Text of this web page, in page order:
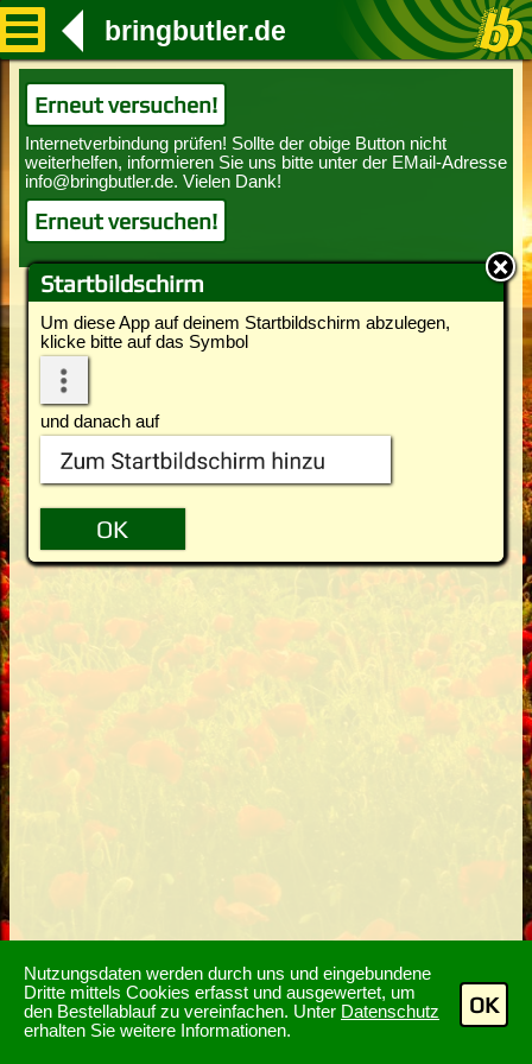
Nutzungsdaten werden durch uns und eingebundene
Dritte mittels Cookies erfasst und ausgewertet, um
den Bestellablauf zu vereinfachen. Unter Datenschutz
erhalten Sie weitere Informationen.
OK
Startbildschirm
Um diese App auf deinem Startbildschirm abzulegen,
klicke bitte auf das Symbol
und danach auf
bringbutler.de
Erneut versuchen!
Erneut versuchen!